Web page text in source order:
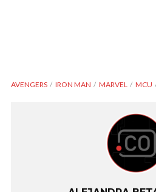
AVENGERS IRON MAN MARVEL MCU